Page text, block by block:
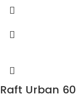
Raft Urban 60